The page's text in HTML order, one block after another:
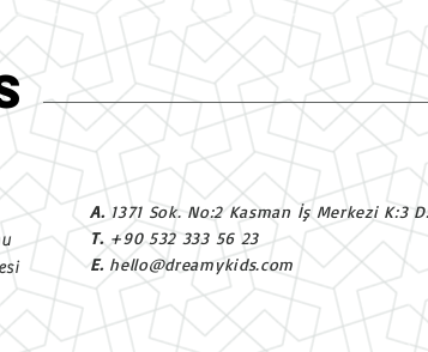
A.1371 Sok. No:2 Kasman İş Merkezi K:3
T.+90 532 333 56 23
E. hello@dreamykids.com